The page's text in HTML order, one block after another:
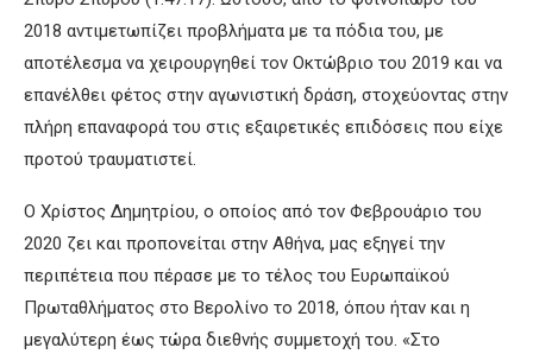
2018 αντιμετωπίζει προβλήματα με τα πόδια του, με
αποτέλεσμα να χειρουργηθεί τον Οκτώβριο του 2019 και να
επανέλθει φέτος στην αγωνιστική δράση, στοχεύοντας στην
πλήρη επαναφορά του στις εξαιρετικές επιδόσεις που είχε
προτού τραυματιστεί.
Ο Χρίστος Δημητρίου, ο οποίος από τον Φεβρουάριο του
2020 ζει και προπονείται στην Αθήνα, μας εξηγεί την
περιπέτεια που πέρασε με το τέλος του Ευρωπαϊκού
Πρωταθλήματος στο Βερολίνο το 2018, όπου ήταν και η
μεγαλύτερη έως τώρα διεθνής συμμετοχή του. «Στο